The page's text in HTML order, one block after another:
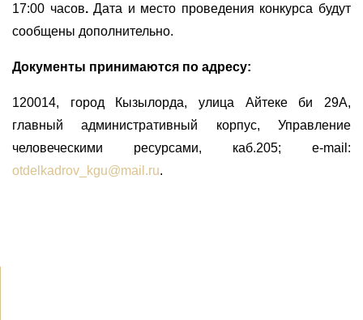
17:00 часов.Дата и место проведения конкурса будут
сообщены дополнительно.
Документы принимаются по адресу:
120014, город Кызылорда, улица Айтеке би 29А,
главный административный корпус, Управление
человеческими ресурсами, каб.205; e-mail:
otdelkadrov_kgu@mail.ru.